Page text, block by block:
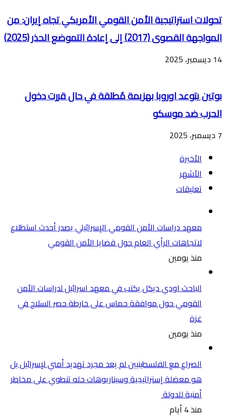
تحولات استراتيجية الأمن القومي الأمريكي تجاه إيران: من
المواجهة القصوى (2017) إلى إعادة التموضع الحذر (2025)
14 ديسمبر، 2025
بوتين يتوعد اوروبا بهزيمة مُطلقة في حال قررت دخول
الحرب ضد موسكو
7 ديسمبر، 2025
الأخيرة
الأشهر
تعليقات
معهد دراسات الأمن القومي الإسرائيلي يصدر أحدث استطلاع
لاتجاهات الرأي العام حول قضايا الأمن القومي
منذ يومين
الباحث اودي ديكل يكتب في معهد اسرائيل لدراسات الأمن
القومي حول موافقة حماس على خارطة حصر السلاح في
غزة
منذ يومين
الصراع مع الفلسطينيين لم يعد مجرد تهديد أمني لإسرائيل بل
هو معضلة إستراتيجية وسيناريوهات حله تنطوي على مخاطر
أمنية للدولة
منذ 4 أيام